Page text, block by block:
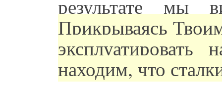
результате мы
Прикрываясь
находим, что